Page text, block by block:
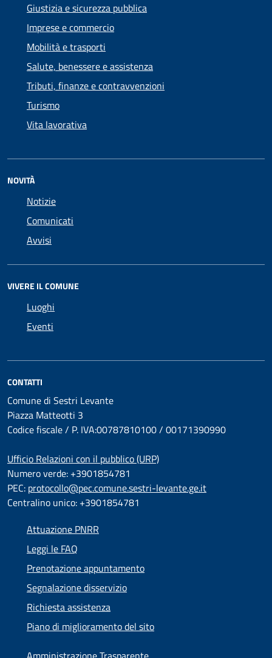
Giustizia e sicurezza pubblica
Imprese e commercio
Mobilità e trasporti
Salute, benessere e assistenza
Tributi, finanze e contravvenzioni
Turismo
Vita lavorativa
NOVITÀ
Notizie
Comunicati
Avvisi
VIVERE IL COMUNE
Luoghi
Eventi
CONTATTI
Comune di Sestri Levante
Piazza Matteotti 3
Codice fiscale / P. IVA:00787810100 / 00171390990
Ufficio Relazioni con il pubblico (URP)
Numero verde: +3901854781
PEC: protocollo@pec.comune.sestri-levante.ge.it
Centralino unico: +3901854781
Attuazione PNRR
Leggi le FAQ
Prenotazione appuntamento
Segnalazione disservizio
Richiesta assistenza
Piano di miglioramento del sito